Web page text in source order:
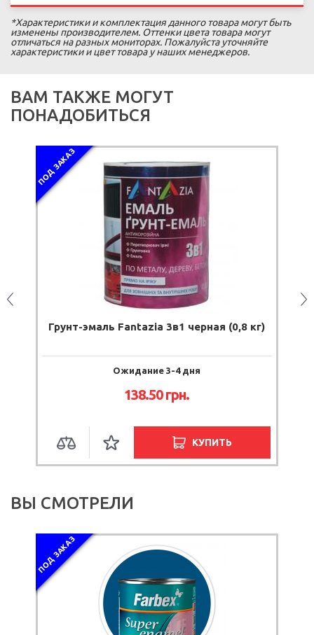
*Характеристики и комплектация данного товара могут быть
изменены производителем. Оттенки цвета товара могут
отличаться на разных мониторах. Пожалуйста уточняйте
характеристики и цвет товара у наших менеджеров.
ВАМ ТАКЖЕ МОГУТ
ПОНАДОБИТЬСЯ
ПОД ЗАКАЗ
Грунт-эмаль Fantazia 3в1 черная (0,8 кг)
Ожидание 3-4 дня
138.50 грн.
КУПИТЬ
ВЫ СМОТРЕЛИ
ПОД ЗАКАЗ